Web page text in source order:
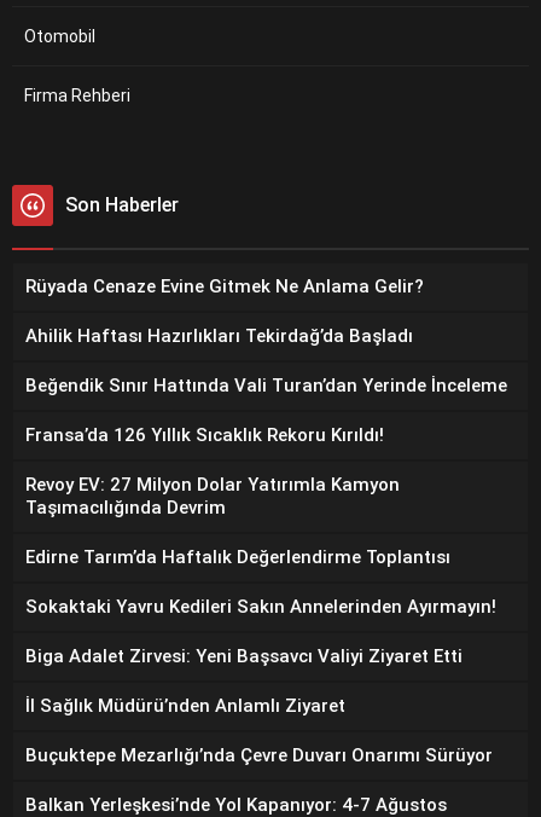
Otomobil
Firma Rehberi
Son Haberler
Rüyada Cenaze Evine Gitmek Ne Anlama Gelir?
Ahilik Haftası Hazırlıkları Tekirdağ’da Başladı
Beğendik Sınır Hattında Vali Turan’dan Yerinde İnceleme
Fransa’da 126 Yıllık Sıcaklık Rekoru Kırıldı!
Revoy EV: 27 Milyon Dolar Yatırımla Kamyon
Taşımacılığında Devrim
Edirne Tarım’da Haftalık Değerlendirme Toplantısı
Sokaktaki Yavru Kedileri Sakın Annelerinden Ayırmayın!
Biga Adalet Zirvesi: Yeni Başsavcı Valiyi Ziyaret Etti
İl Sağlık Müdürü’nden Anlamlı Ziyaret
Buçuktepe Mezarlığı’nda Çevre Duvarı Onarımı Sürüyor
Balkan Yerleşkesi’nde Yol Kapanıyor: 4-7 Ağustos